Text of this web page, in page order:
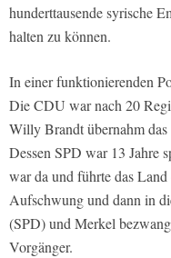
hunderttausende syrische
halten zu können.
In einer funktionierenden
Die CDU war nach 20
Willy Brandt übernahm
Dessen SPD war 13 Jahre
war da und führte das
Aufschwung und dann in
(SPD) und Merkel
Vorgänger.